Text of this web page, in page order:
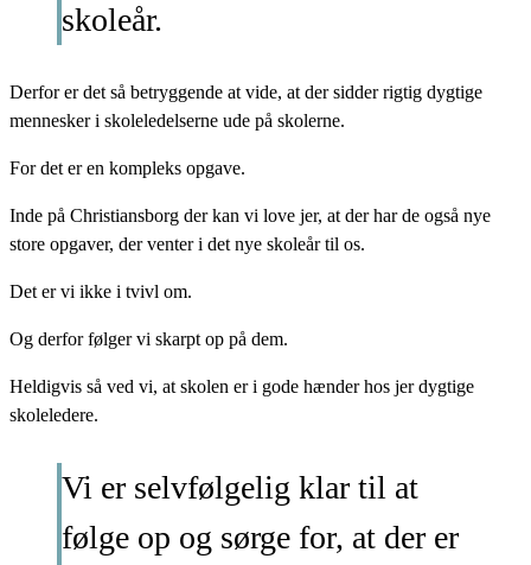
skoleår.
Derfor er det så betryggende at vide, at der sidder rigtig dygtige
mennesker i skoleledelserne ude på skolerne.
For det er en kompleks opgave.
Inde på Christiansborg der kan vi love jer, at der har de også nye
store opgaver, der venter i det nye skoleår til os.
Det er vi ikke i tvivl om.
Og derfor følger vi skarpt op på dem.
Heldigvis så ved vi, at skolen er i gode hænder hos jer dygtige
skoleledere.
Vi er selvfølgelig klar til at
følge op og sørge for, at der er